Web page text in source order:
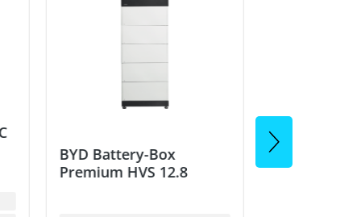
BYD Battery-Box
Premium HVS 12.8
BYD
Premium